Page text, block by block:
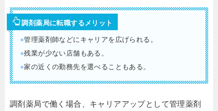
調剤薬局に転職するメリット
●管理薬剤師などにキャリアを広げられる。
●残業が少ない店舗もある。
●家の近くの勤務先を選べることもある。
調剤薬局で働く場合、キャリアアップとして管理薬剤